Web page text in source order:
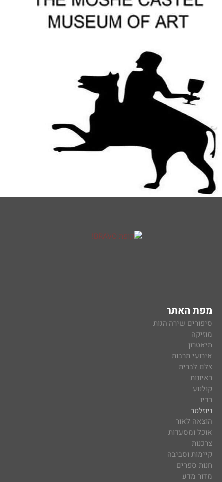
מפת האתר
סיפורים שירה הגות
מוזיקה
תיאטרון
אירועי תרבות
צלם לברית
ראיונות
קולנוע
רדיו
ניוזלטר
הוצאה לאור
אוכל ומסעדות
צרכנות
קיימות וסביבה
חנות ספרים
מדור מדע